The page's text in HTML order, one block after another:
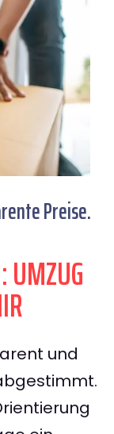
Preise.
UMZUG
und